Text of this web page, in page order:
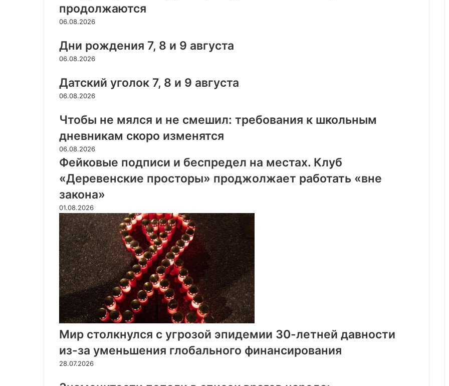
продолжаются
06.08.2026
Дни рождения 7, 8 и 9 августа
06.08.2026
Датский уголок 7, 8 и 9 августа
06.08.2026
Чтобы не мялся и не смешил: требования к школьным
дневникам скоро изменятся
06.08.2026
Фейковые подписи и беспредел на местах. Клуб
«Деревенские просторы» проджолжает работать «вне
закона»
01.08.2026
Мир столкнулся с угрозой эпидемии 30-летней давности
из-за уменьшения глобального финансирования
28.07.2026